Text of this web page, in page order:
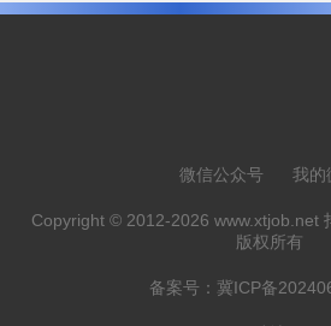
微信公众号 我的
Copyright © 2012-2026 www.xtjob.net
版权所有
备案号： 冀ICP备